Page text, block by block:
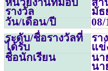
หน่วยงานที่มอบ
รางวัล
สำ
มัธ
วัน/เดือน/ปี
08/
ระดับ/ชื่อรางวัลที่
ได้รับ
รา
แ
ชื่อนักเรียน
นา
นา